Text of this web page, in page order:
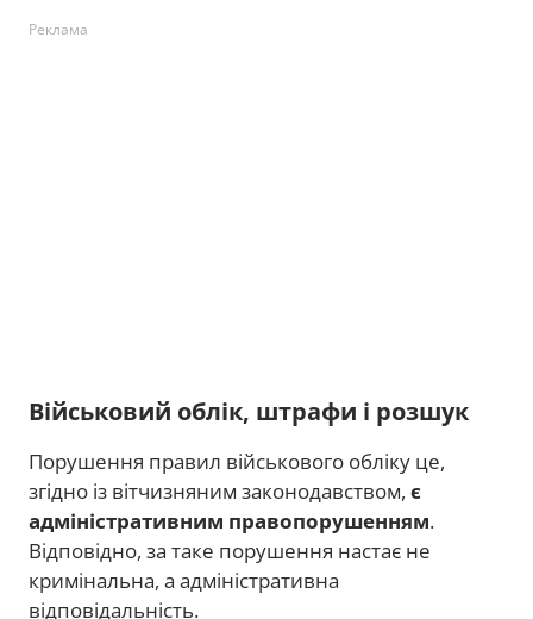
Реклама
Військовий облік, штрафи і розшук
Порушення правил військового обліку це,
згідно із вітчизняним законодавством, є
адміністративним правопорушенням.
Відповідно, за таке порушення настає не
кримінальна, а адміністративна
відповідальність.